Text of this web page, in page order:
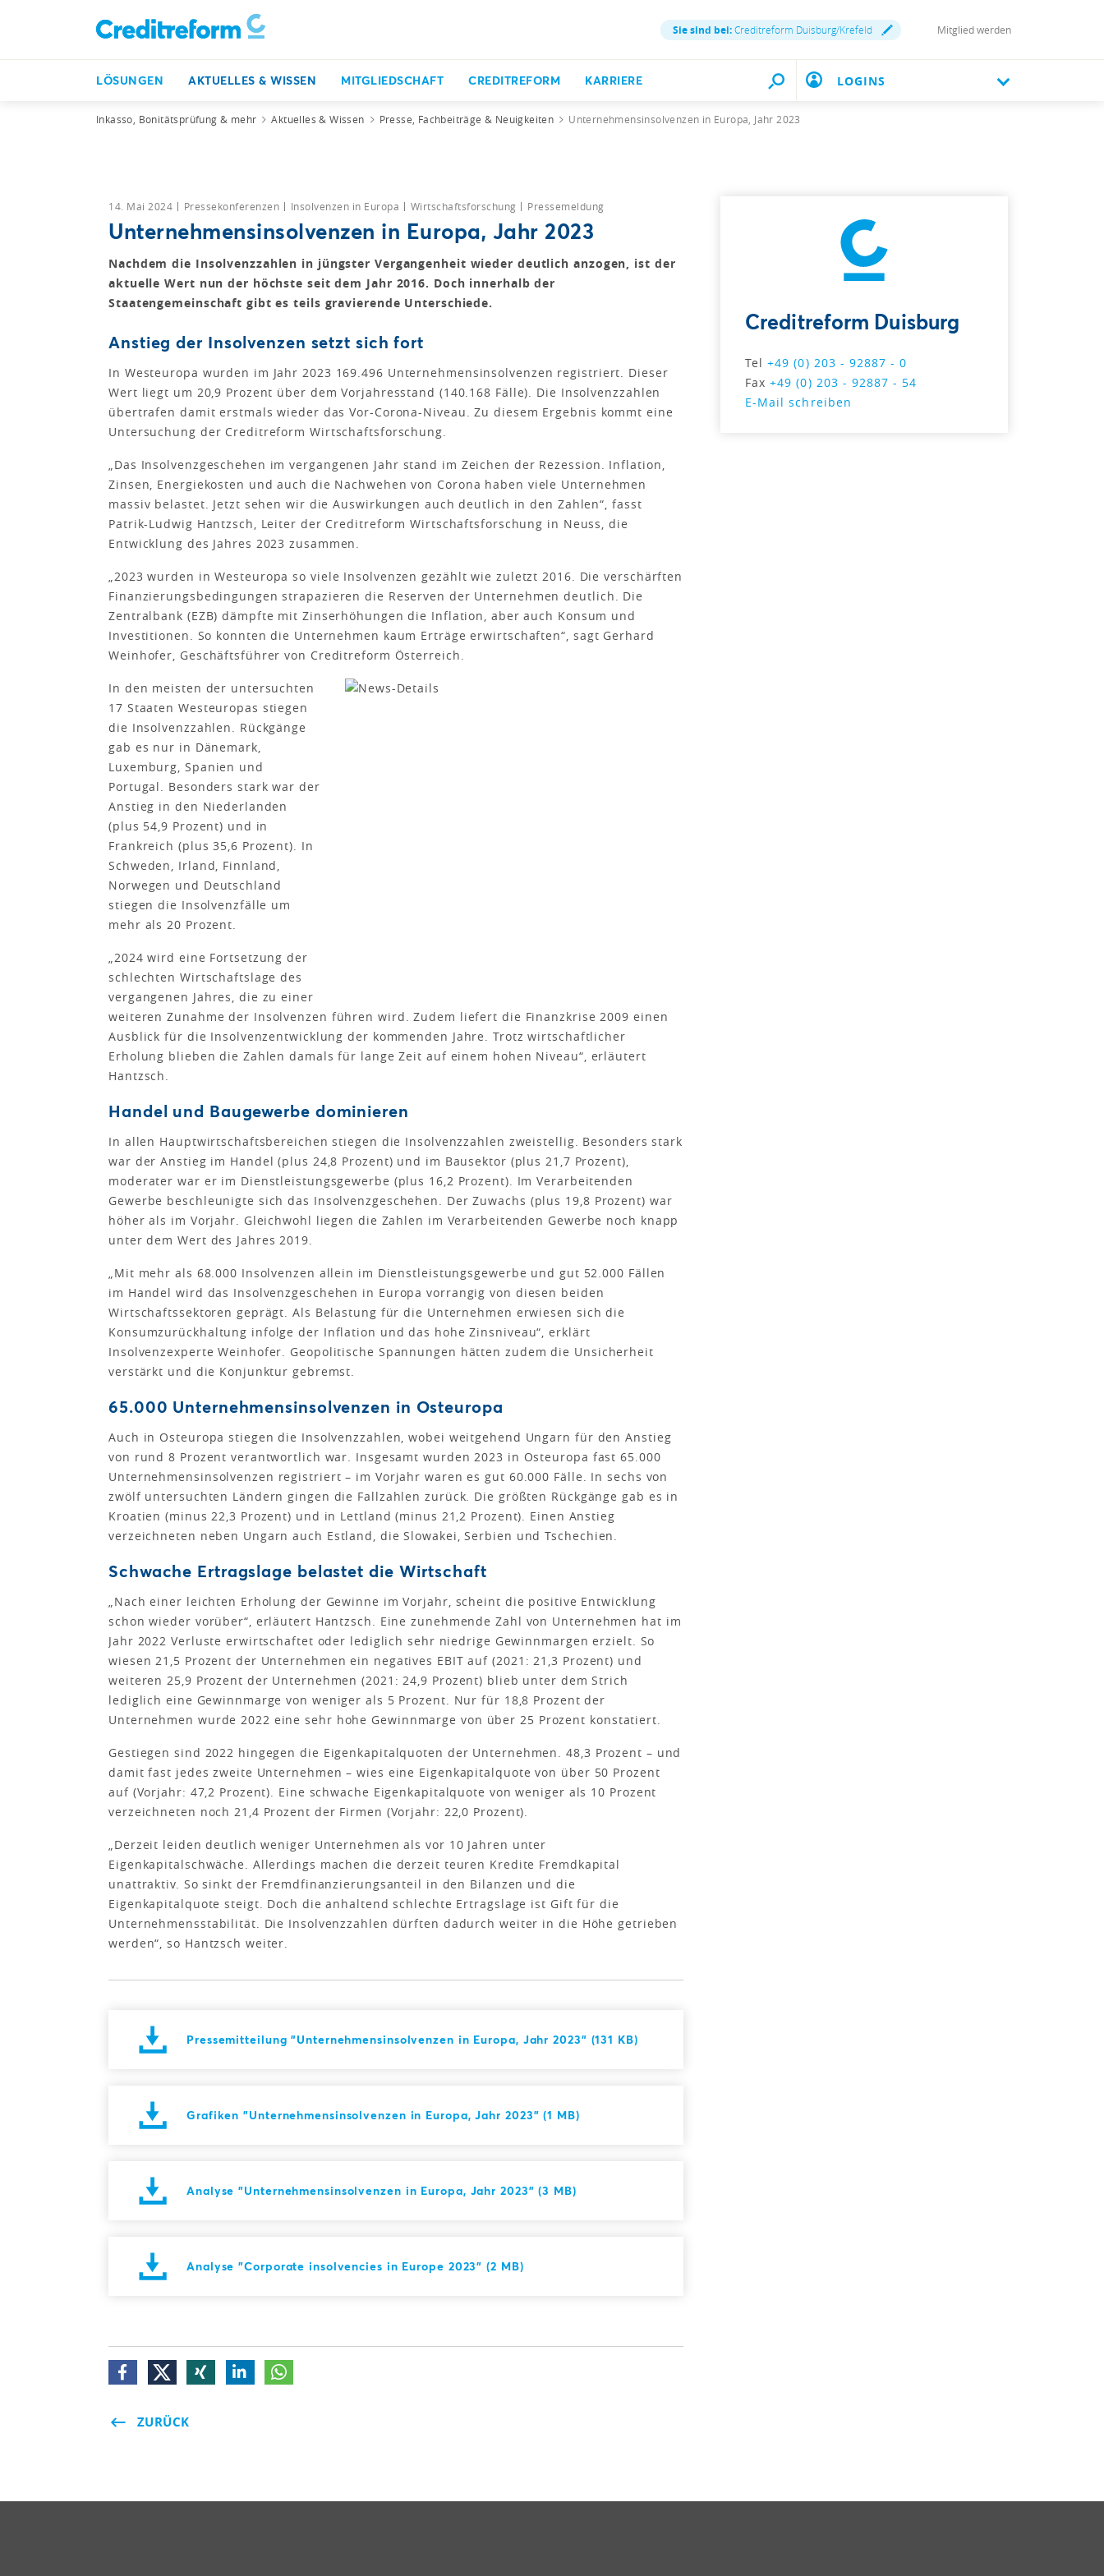
Sie sind bei:Creditreform Duisburg/Krefeld Mitglied werden
LÖSUNGEN AKTUELLES & WISSEN MITGLIEDSCHAFT CREDITREFORM KARRIERE LOGINS
Inkasso, Bonitätsprüfung & mehr Aktuelles & Wissen Presse, Fachbeiträge & Neuigkeiten Unternehmensinsolvenzen in Europa, Jahr 2023
14. Mai 2024 Pressekonferenzen Insolvenzen in Europa Wirtschaftsforschung Pressemeldung
Unternehmensinsolvenzen in Europa, Jahr 2023
Nachdem die Insolvenzzahlen in jüngster Vergangenheit wieder deutlich anzogen, ist der
aktuelle Wert nun der höchste seit dem Jahr 2016. Doch innerhalb der
Staatengemeinschaft gibt es teils gravierende Unterschiede.
Anstieg der Insolvenzen setzt sich fort
In Westeuropa wurden im Jahr 2023 169.496 Unternehmensinsolvenzen registriert. Dieser
Wert liegt um 20,9 Prozent über dem Vorjahresstand (140.168 Fälle). Die Insolvenzzahlen
übertrafen damit erstmals wieder das Vor-Corona-Niveau. Zu diesem Ergebnis kommt eine
Untersuchung der Creditreform Wirtschaftsforschung.
„Das Insolvenzgeschehen im vergangenen Jahr stand im Zeichen der Rezession. Inflation,
Zinsen, Energiekosten und auch die Nachwehen von Corona haben viele Unternehmen
massiv belastet. Jetzt sehen wir die Auswirkungen auch deutlich in den Zahlen“, fasst
Patrik-Ludwig Hantzsch, Leiter der Creditreform Wirtschaftsforschung in Neuss, die
Entwicklung des Jahres 2023 zusammen.
„2023 wurden in Westeuropa so viele Insolvenzen gezählt wie zuletzt 2016. Die verschärften
Finanzierungsbedingungen strapazieren die Reserven der Unternehmen deutlich. Die
Zentralbank (EZB) dämpfte mit Zinserhöhungen die Inflation, aber auch Konsum und
Investitionen. So konnten die Unternehmen kaum Erträge erwirtschaften“, sagt Gerhard
Weinhofer, Geschäftsführer von Creditreform Österreich.
In den meisten der untersuchten
17 Staaten Westeuropas stiegen
die Insolvenzzahlen. Rückgänge
gab es nur in Dänemark,
Luxemburg, Spanien und
Portugal. Besonders stark war der
Anstieg in den Niederlanden
(plus 54,9 Prozent) und in
Frankreich (plus 35,6 Prozent). In
Schweden, Irland, Finnland,
Norwegen und Deutschland
stiegen die Insolvenzfälle um
mehr als 20 Prozent.
„2024 wird eine Fortsetzung der
schlechten Wirtschaftslage des
vergangenen Jahres, die zu einer
weiteren Zunahme der Insolvenzen führen wird. Zudem liefert die Finanzkrise 2009 einen
Ausblick für die Insolvenzentwicklung der kommenden Jahre. Trotz wirtschaftlicher
Erholung blieben die Zahlen damals für lange Zeit auf einem hohen Niveau“, erläutert
Hantzsch.
Handel und Baugewerbe dominieren
In allen Hauptwirtschaftsbereichen stiegen die Insolvenzzahlen zweistellig. Besonders stark
war der Anstieg im Handel (plus 24,8 Prozent) und im Bausektor (plus 21,7 Prozent),
moderater war er im Dienstleistungsgewerbe (plus 16,2 Prozent). Im Verarbeitenden
Gewerbe beschleunigte sich das Insolvenzgeschehen. Der Zuwachs (plus 19,8 Prozent) war
höher als im Vorjahr. Gleichwohl liegen die Zahlen im Verarbeitenden Gewerbe noch knapp
unter dem Wert des Jahres 2019.
„Mit mehr als 68.000 Insolvenzen allein im Dienstleistungsgewerbe und gut 52.000 Fällen
im Handel wird das Insolvenzgeschehen in Europa vorrangig von diesen beiden
Wirtschaftssektoren geprägt. Als Belastung für die Unternehmen erwiesen sich die
Konsumzurückhaltung infolge der Inflation und das hohe Zinsniveau“, erklärt
Insolvenzexperte Weinhofer. Geopolitische Spannungen hätten zudem die Unsicherheit
verstärkt und die Konjunktur gebremst.
65.000 Unternehmensinsolvenzen in Osteuropa
Auch in Osteuropa stiegen die Insolvenzzahlen, wobei weitgehend Ungarn für den Anstieg
von rund 8 Prozent verantwortlich war. Insgesamt wurden 2023 in Osteuropa fast 65.000
Unternehmensinsolvenzen registriert – im Vorjahr waren es gut 60.000 Fälle. In sechs von
zwölf untersuchten Ländern gingen die Fallzahlen zurück. Die größten Rückgänge gab es in
Kroatien (minus 22,3 Prozent) und in Lettland (minus 21,2 Prozent). Einen Anstieg
verzeichneten neben Ungarn auch Estland, die Slowakei, Serbien und Tschechien.
Schwache Ertragslage belastet die Wirtschaft
„Nach einer leichten Erholung der Gewinne im Vorjahr, scheint die positive Entwicklung
schon wieder vorüber“, erläutert Hantzsch. Eine zunehmende Zahl von Unternehmen hat im
Jahr 2022 Verluste erwirtschaftet oder lediglich sehr niedrige Gewinnmargen erzielt. So
wiesen 21,5 Prozent der Unternehmen ein negatives EBIT auf (2021: 21,3 Prozent) und
weiteren 25,9 Prozent der Unternehmen (2021: 24,9 Prozent) blieb unter dem Strich
lediglich eine Gewinnmarge von weniger als 5 Prozent. Nur für 18,8 Prozent der
Unternehmen wurde 2022 eine sehr hohe Gewinnmarge von über 25 Prozent konstatiert.
Gestiegen sind 2022 hingegen die Eigenkapitalquoten der Unternehmen. 48,3 Prozent – und
damit fast jedes zweite Unternehmen – wies eine Eigenkapitalquote von über 50 Prozent
auf (Vorjahr: 47,2 Prozent). Eine schwache Eigenkapitalquote von weniger als 10 Prozent
verzeichneten noch 21,4 Prozent der Firmen (Vorjahr: 22,0 Prozent).
„Derzeit leiden deutlich weniger Unternehmen als vor 10 Jahren unter
Eigenkapitalschwäche. Allerdings machen die derzeit teuren Kredite Fremdkapital
unattraktiv. So sinkt der Fremdfinanzierungsanteil in den Bilanzen und die
Eigenkapitalquote steigt. Doch die anhaltend schlechte Ertragslage ist Gift für die
Unternehmensstabilität. Die Insolvenzzahlen dürften dadurch weiter in die Höhe getrieben
werden“, so Hantzsch weiter.
Pressemitteilung "Unternehmensinsolvenzen in Europa, Jahr 2023" (131 KB)
Grafiken "Unternehmensinsolvenzen in Europa, Jahr 2023" (1 MB)
Analyse "Unternehmensinsolvenzen in Europa, Jahr 2023" (3 MB)
Analyse "Corporate insolvencies in Europe 2023" (2 MB)
ZURÜCK
Creditreform Duisburg
Tel+49 (0) 203 - 92887 - 0
Fax+49 (0) 203 - 92887 - 54
E-Mail schreiben